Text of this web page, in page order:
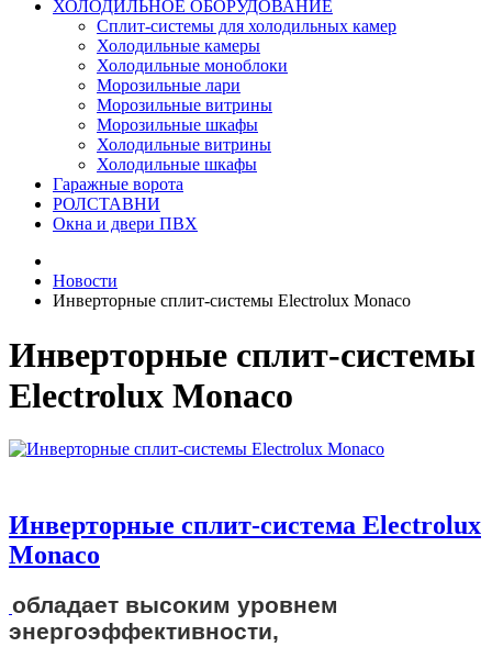
ХОЛОДИЛЬНОЕ ОБОРУДОВАНИЕ
Сплит-системы для холодильных камер
Холодильные камеры
Холодильные моноблоки
Морозильные лари
Морозильные витрины
Морозильные шкафы
Холодильные витрины
Холодильные шкафы
Гаражные ворота
РОЛСТАВНИ
Окна и двери ПВХ
Новости
Инверторные сплит-системы Electrolux Monaco
Инверторные сплит-системы
Electrolux Monaco
Инверторные сплит-система Electrolux
Monaco
обладает высоким уровнем
энергоэффективности,